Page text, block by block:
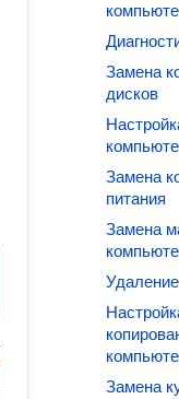
Замена
дисков
Замена
питания
Замена
Замена